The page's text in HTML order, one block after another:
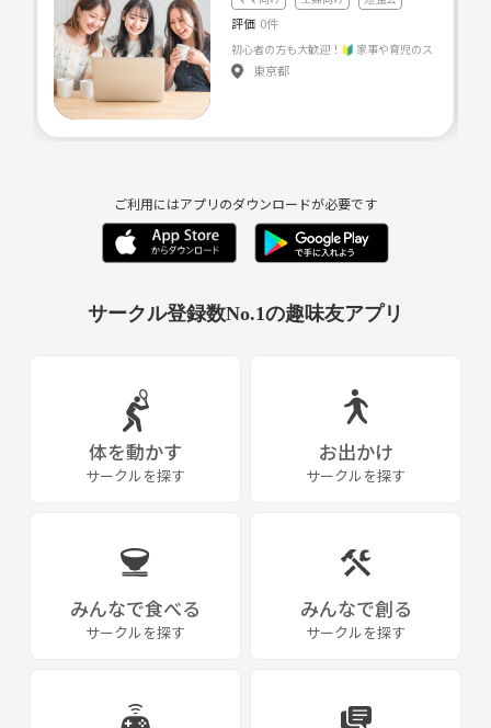
評価 0件
東京都
ご利用にはアプリのダウンロードが必要です
サークル登録数No.1の趣味友アプリ
体を動かす
サークルを探す
お出かけ
サークルを探す
みんなで食べる
サークルを探す
みんなで創る
サークルを探す